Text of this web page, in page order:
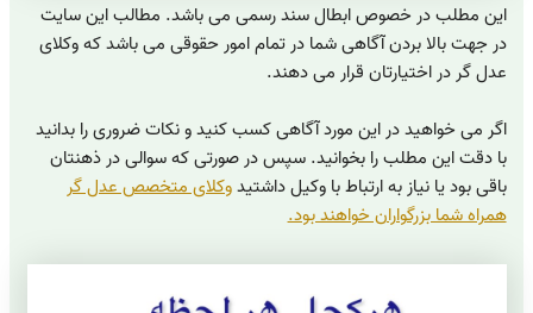
این مطلب در خصوص ابطال سند رسمی می باشد. مطالب این سایت
در جهت بالا بردن آگاهی شما در تمام امور حقوقی می باشد که وکلای
عدل گر در اختیارتان قرار می دهند.
اگر می خواهید در این مورد آگاهی کسب کنید و نکات ضروری را بدانید
با دقت این مطلب را بخوانید. سپس در صورتی که سوالی در ذهنتان
باقی بود یا نیاز به ارتباط با وکیل داشتیدوکلای متخصص عدل گر
همراه شما بزرگواران خواهند بود.